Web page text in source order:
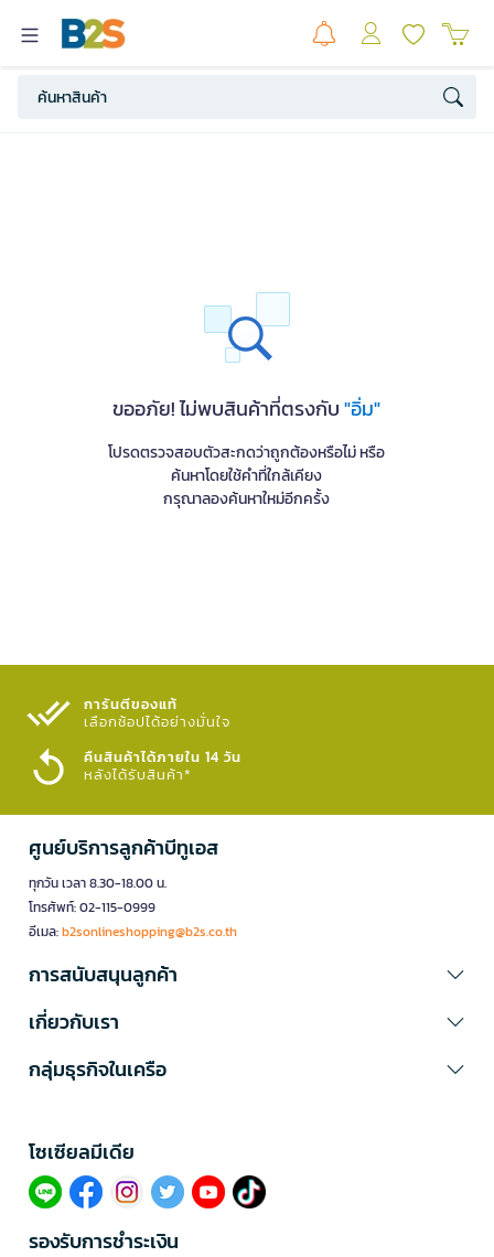
ขออภัย! ไม่พบสินค้าที่ตรงกับ"อิ่ม"
โปรดตรวจสอบตัวสะกดว่าถูกต้องหรือไม่ หรือ
ค้นหาโดยใช้คำที่ใกล้เคียง
กรุณาลองค้นหาใหม่อีกครั้ง
การันตีของแท้
เลือกช้อปได้อย่างมั่นใจ​
คืนสินค้าได้ภายใน 14 วัน
หลังได้รับสินค้า*
ศูนย์บริการลูกค้าบีทูเอส
ทุกวัน เวลา 8.30-18.00 น.
โทรศัพท์: 02-115-0999
อีเมล:b2sonlineshopping@b2s.co.th
การสนับสนุนลูกค้า
เกี่ยวกับเรา
กลุ่มธุรกิจในเครือ
โซเซียลมีเดีย​
รองรับการชำระเงิน